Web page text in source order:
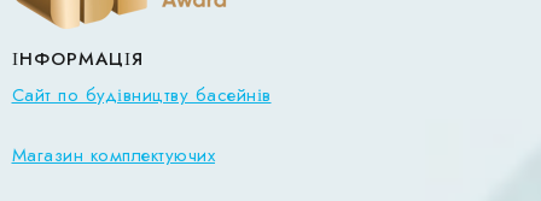
ІНФОРМАЦІЯ
Сайт по будівництву басейнів
Магазин комплектуючих